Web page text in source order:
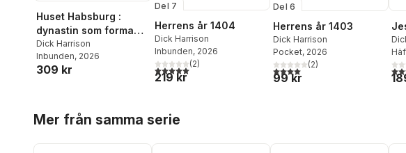
Huset Habsburg :
dynastin som formade
Europa
Dick Harrison
Inbunden, 2026
309 kr
Del 7
Herrens år 1404
Dick Harrison
Inbunden, 2026
5,0utav 5 stjärnor. Totalt antal röster:
(2)
219 kr
Del 6
Herrens år 1403
Dick Harrison
Pocket, 2026
4,0utav 5 stjärnor. Totalt antal
(2)
99 kr
4,0
Mer från samma serie